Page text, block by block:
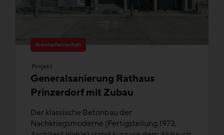
Kreislaufwirtschaft
Projekt
Generalsanierung Rathaus
Prinzerdorf mit Zubau
Der klassische Betonbau der
Nachkriegsmoderne (Fertigstellung 1973,